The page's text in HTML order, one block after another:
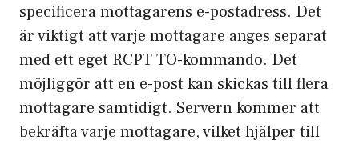
specificera mottagarens e-postadress. Det
är viktigt att varje mottagare anges separat
med ett eget RCPT TO-kommando. Det
möjliggör att en e-post kan skickas till flera
mottagare samtidigt. Servern kommer att
bekräfta varje mottagare, vilket hjälper till